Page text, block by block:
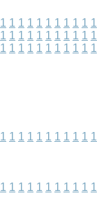
1 1 1 1 1 1 1 1 1 1 1
1 1 1 1 1 1 1 1 1 1 1
1 1 1 1 1 1 1 1 1 1 1
1 1 1 1 1 1 1 1 1 1 1
1 1 1 1 1 1 1 1 1 1 1